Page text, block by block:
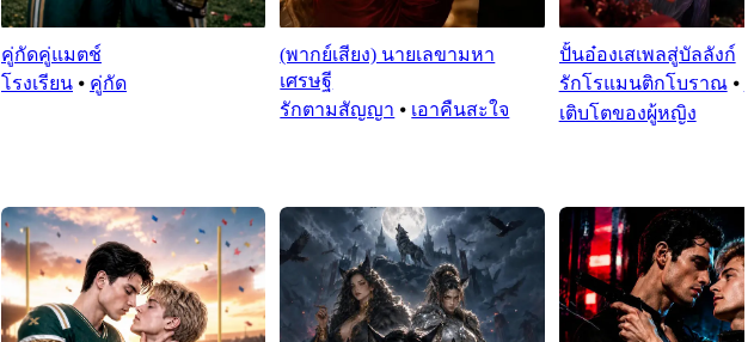
คู่กัดคู่แมตช์
โรงเรียน⦁ คู่กัด
(พากย์เสียง) นายเลขามหา
เศรษฐี
รักตามสัญญา ⦁ เอาคืนสะใจ
ปั้นอ๋องเสเพลสู่บัลลังก์
รักโรแมนติกโบราณ⦁
เติบโตของผู้หญิง